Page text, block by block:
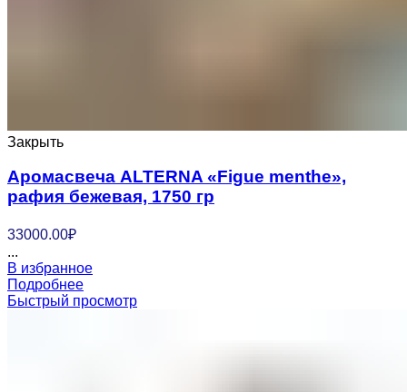
Закрыть
Аромасвеча ALTERNA «Figue menthe»,
рафия бежевая, 1750 гр
33000.00₽
...
В избранное
Подробнее
Быстрый просмотр